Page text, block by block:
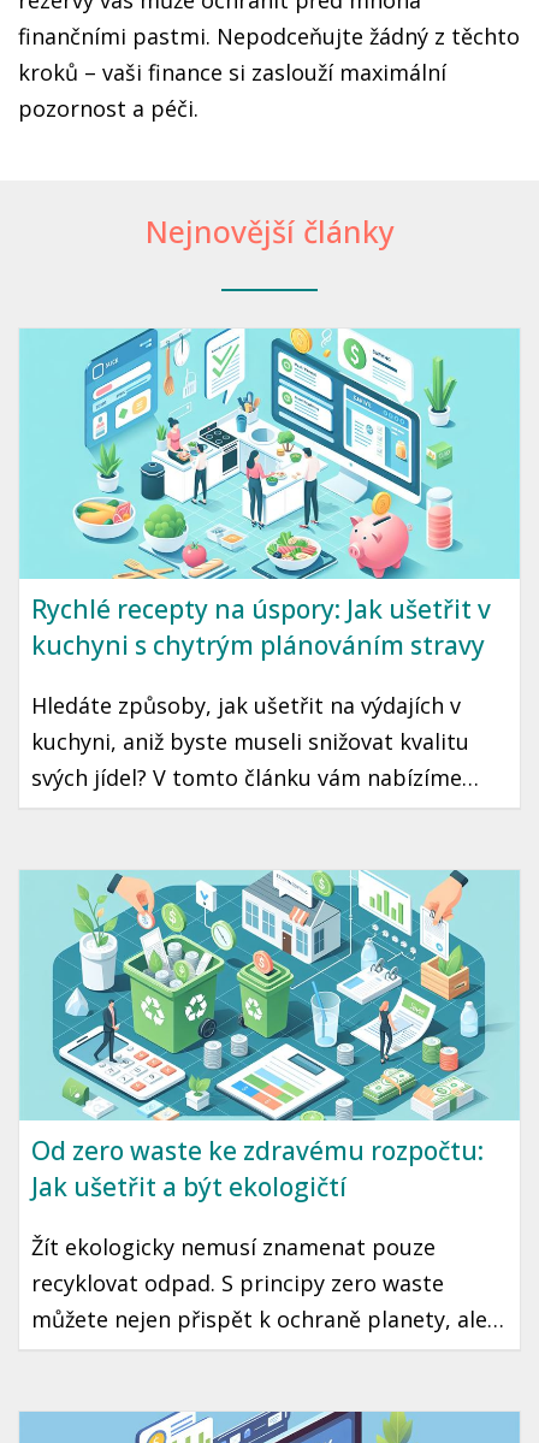
finančními pastmi. Nepodceňujte žádný z těchto
kroků – vaši finance si zaslouží maximální
pozornost a péči.
Nejnovější články
Rychlé recepty na úspory: Jak ušetřit v
kuchyni s chytrým plánováním stravy
Hledáte způsoby, jak ušetřit na výdajích v
kuchyni, aniž byste museli snižovat kvalitu
svých jídel? V tomto článku vám nabízíme
praktické tipy, jak s chytrým plánováním
pokrmy. Zaměříme se na strategie, které jsou
snadno aplikovatelné a přizpůsobené
českému prostředí.
Od zero waste ke zdravému rozpočtu:
Jak ušetřit a být ekologičtí
Žít ekologicky nemusí znamenat pouze
recyklovat odpad. S principy zero waste
můžete nejen přispět k ochraně planety, ale
také výrazně ušetřit peníze v rozpočtu. Tento
jak začít žít udržitelně, aniž byste zatížili svou